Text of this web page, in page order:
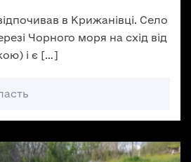
в Крижанівці. Село
Чорного моря на схід від
і є […]